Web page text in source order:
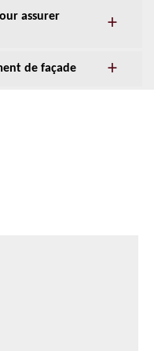
assurer
de façade